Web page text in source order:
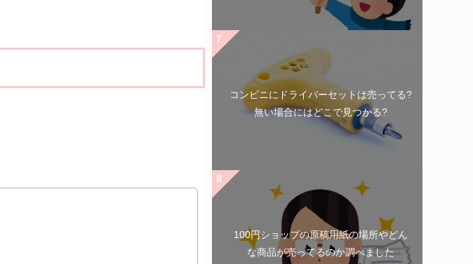
コンビニにドライバーセットは売ってる?
無い場合にはどこで見つかる?
100円ショップの原稿用紙の場所やどん
な商品が売ってるのか調べました